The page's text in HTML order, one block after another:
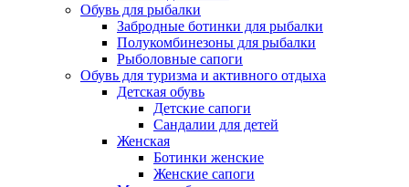
Обувь для рыбалки
Забродные ботинки для рыбалки
Полукомбинезоны для рыбалки
Рыболовные сапоги
Обувь для туризма и активного отдыха
Детская обувь
Детские сапоги
Сандалии для детей
Женская
Ботинки женские
Женские сапоги